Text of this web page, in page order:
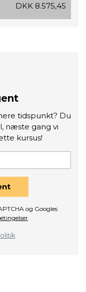
DKK 8.575,45
tidspunkt? Du
næste gang vi
kursus!
og Googles
.